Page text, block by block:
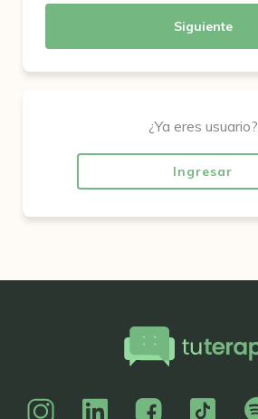
Siguiente
¿Ya eres usuario?
Ingresar